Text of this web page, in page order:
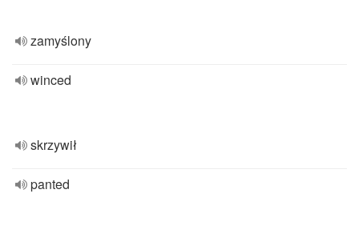
zamyślony
winced
skrzywił
panted